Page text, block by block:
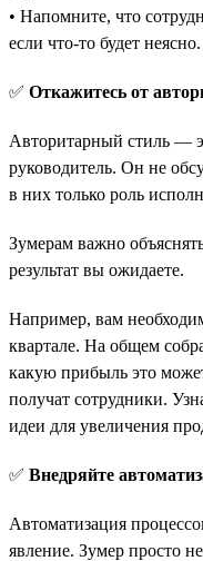
• Напомните, что
если что-то будет неясно.
✅ Откажитесь от
Авторитарный стиль —
руководитель. Он не
в них только роль
Зумерам важно
результат вы ожидаете.
Например, вам
квартале. На общем
какую прибыль это
получат сотрудники.
идеи для увеличения
✅ Внедряйте
Автоматизация
явление. Зумер просто